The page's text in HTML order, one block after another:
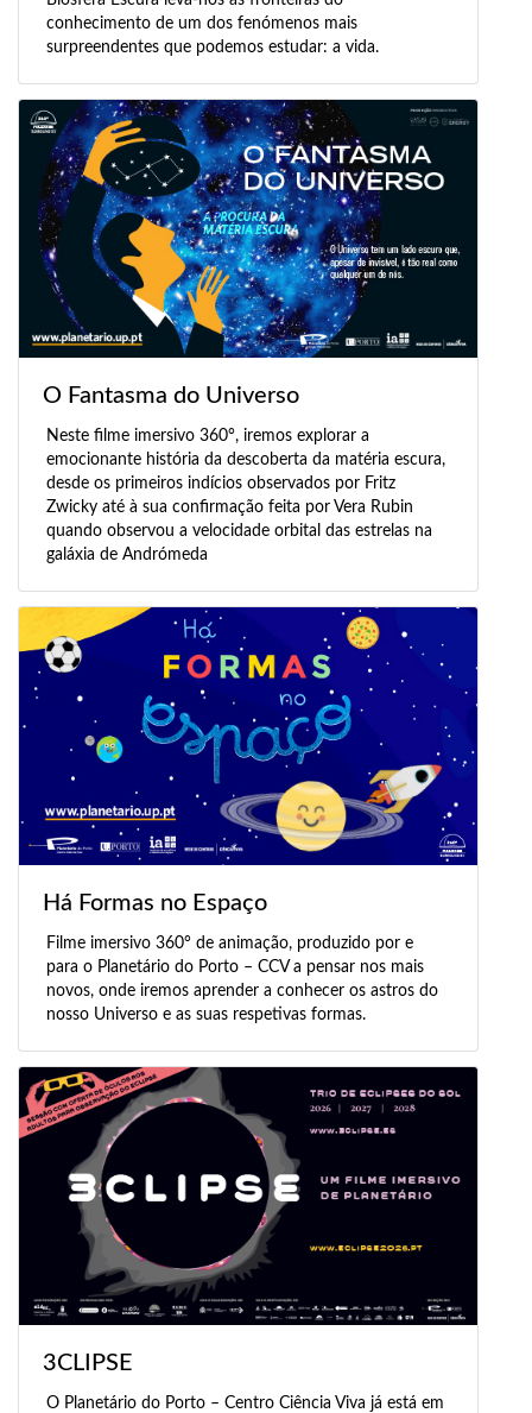
conhecimento de um dos fenómenos mais
surpreendentes que podemos estudar: a vida.
O Fantasma do Universo
Neste filme imersivo 360°, iremos explorar a
emocionante história da descoberta da matéria escura,
desde os primeiros indícios observados por Fritz
Zwicky até à sua confirmação feita por Vera Rubin
quando observou a velocidade orbital das estrelas na
galáxia de Andrómeda
Há Formas no Espaço
Filme imersivo 360° de animação, produzido por e
para o Planetário do Porto – CCV a pensar nos mais
novos, onde iremos aprender a conhecer os astros do
nosso Universo e as suas respetivas formas.
3CLIPSE
O Planetário do Porto – Centro Ciência Viva já está em